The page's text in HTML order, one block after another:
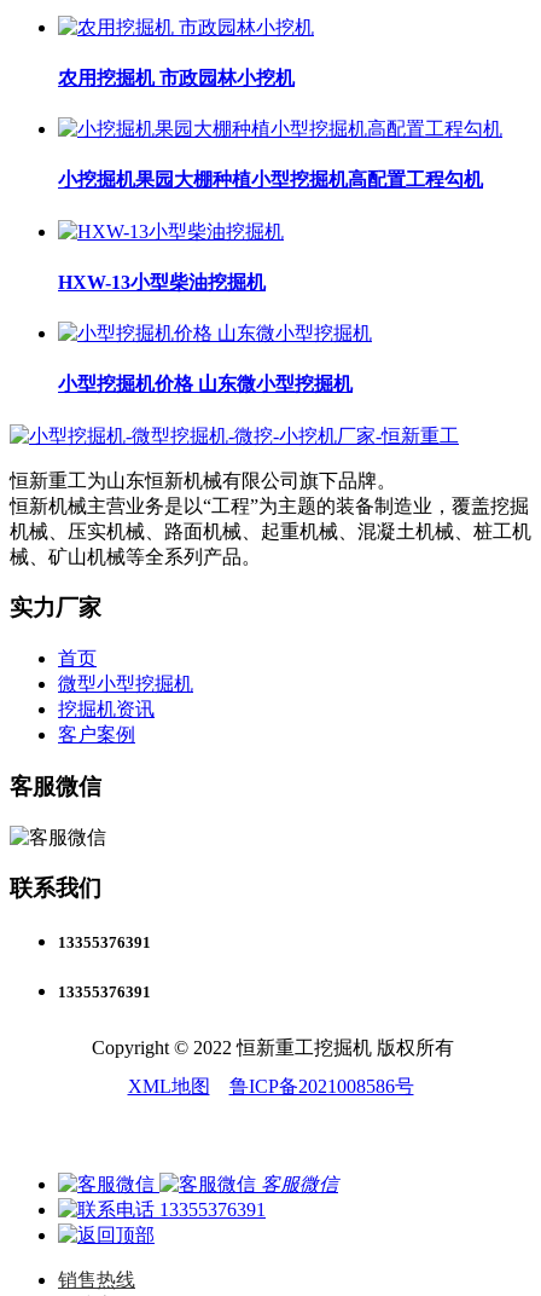
农用挖掘机 市政园林小挖机
小挖掘机果园大棚种植小型挖掘机高配置工程勾机
HXW-13小型柴油挖掘机
小型挖掘机价格 山东微小型挖掘机
恒新重工为山东恒新机械有限公司旗下品牌。
恒新机械主营业务是以“工程”为主题的装备制造业，覆盖挖掘
机械、压实机械、路面机械、起重机械、混凝土机械、桩工机
械、矿山机械等全系列产品。
实力厂家
首页
微型小型挖掘机
挖掘机资讯
客户案例
客服微信
联系我们
13355376391
13355376391
Copyright © 2022 恒新重工挖掘机 版权所有
XML地图
鲁ICP备2021008586号
客服微信
13355376391
销售热线